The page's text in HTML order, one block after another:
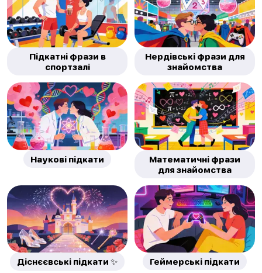
Підкатні фрази в
спортзалі
Нердівські фрази для
знайомства
Наукові підкати
Математичні фрази
для знайомства
Діснєєвські підкати ✨ Геймерські підкати